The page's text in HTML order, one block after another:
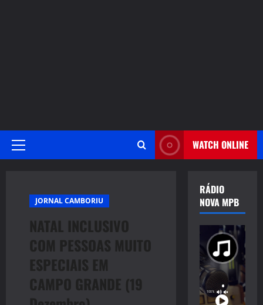
Primary
WATCH ONLINE
JORNAL CAMBORIU
NATAL INCLUSIVO
COM PESSOAS MUITO
ESPECIAIS EM
CAMPO GRANDE (19
RÁDIO
NOVA MPB